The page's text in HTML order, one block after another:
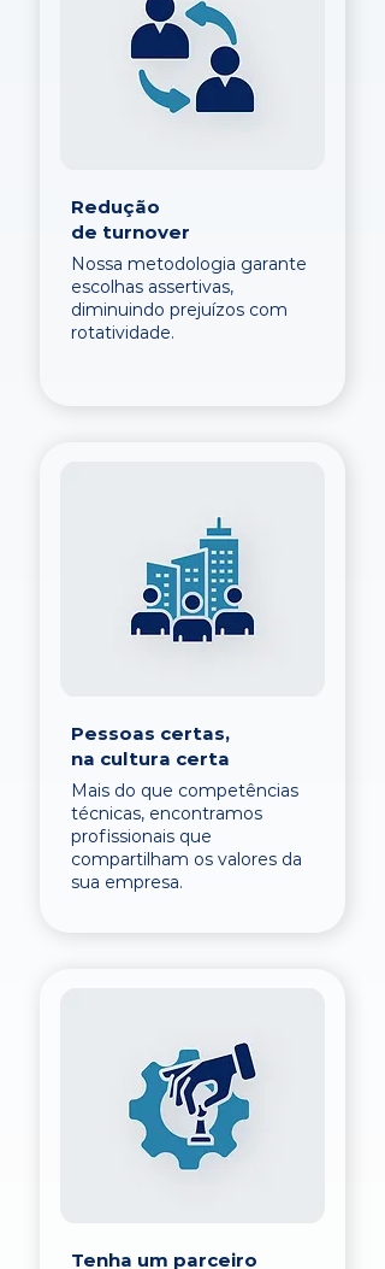
Redução
de turnover
Nossa metodologia garante
escolhas assertivas,
diminuindo prejuízos com
rotatividade.
Pessoas certas,
na cultura certa
Mais do que competências
técnicas, encontramos
profissionais que
compartilham os valores da
sua empresa.
Tenha um parceiro